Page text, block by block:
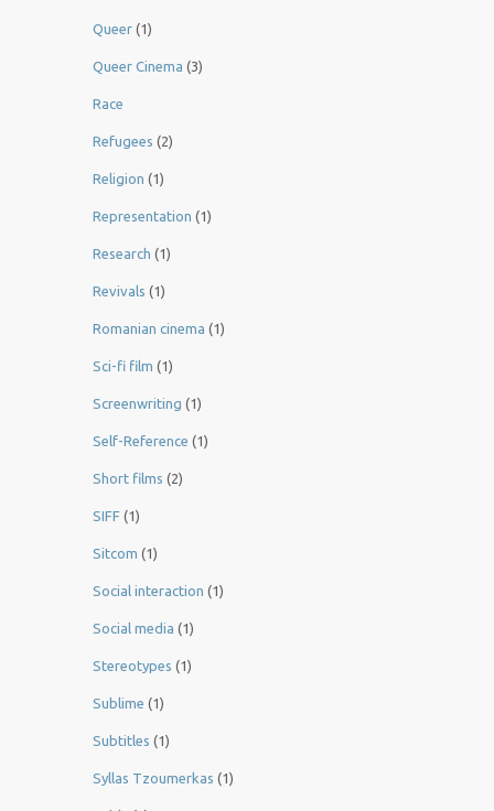
Queer (1)
Queer Cinema (3)
Race
Refugees (2)
Religion (1)
Representation (1)
Research (1)
Revivals (1)
Romanian cinema (1)
Sci-fi film (1)
Screenwriting (1)
Self-Reference (1)
Short films (2)
SIFF (1)
Sitcom (1)
Social interaction (1)
Social media (1)
Stereotypes (1)
Sublime (1)
Subtitles (1)
Syllas Tzoumerkas (1)